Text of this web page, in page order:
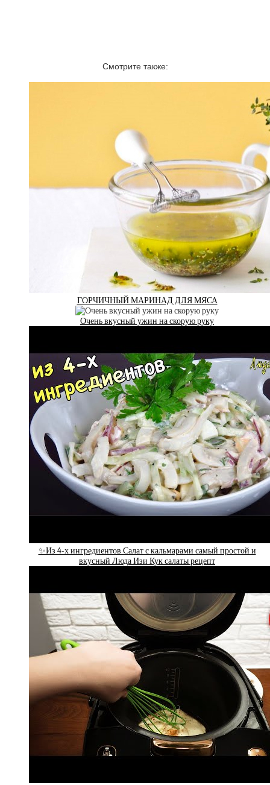
Смотрите также:
ГОРЧИЧНЫЙ МАРИНАД ДЛЯ МЯСА
Очень вкусный ужин на скорую руку
✨Из 4-х ингредиентов Салат с кальмарами самый простой и
вкусный Люда Изи Кук салаты рецепт